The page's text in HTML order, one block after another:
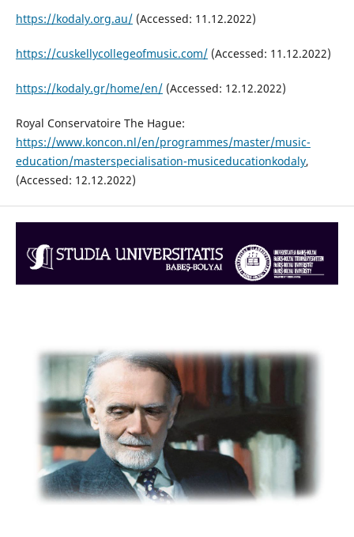
https://kodaly.org.au/(Accessed: 11.12.2022)
https://cuskellycollegeofmusic.com/(Accessed: 11.12.2022)
https://kodaly.gr/home/en/(Accessed: 12.12.2022)
Royal Conservatoire The Hague:
https://www.koncon.nl/en/programmes/master/music-
education/masterspecialisation-musiceducationkodaly,
(Accessed: 12.12.2022)